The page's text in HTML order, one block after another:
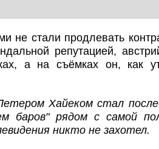
не стали продлевать
репутацией,
а на съёмках он, как
Хайеком стал
баров" рядом с самой
никто не захотел.